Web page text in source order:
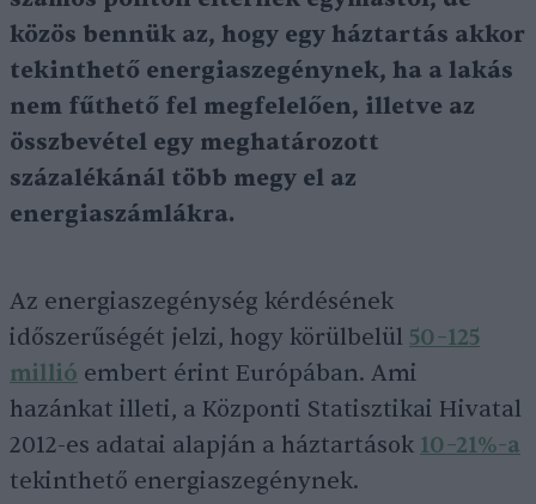
közös bennük az, hogy egy háztartás akkor
tekinthető energiaszegénynek, ha a lakás
nem fűthető fel megfelelően, illetve az
összbevétel egy meghatározott
százalékánál több megy el az
energiaszámlákra.
Az energiaszegénység kérdésének
időszerűségét jelzi, hogy körülbelül 50–125
millió embert érint Európában. Ami
hazánkat illeti, a Központi Statisztikai Hivatal
2012-es adatai alapján a háztartások 10–21%-a
tekinthető energiaszegénynek.